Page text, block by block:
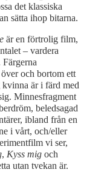
det klassiska
sätta ihop bitarna.
är en förtrolig film,
– vardera
Färgerna
och bortom ett
kvinna är i färd med
Minnesfragment
beledsagad
ibland från en
i vårt, och/eller
vi ser,
, Kyss mig och
utan tvekan är.